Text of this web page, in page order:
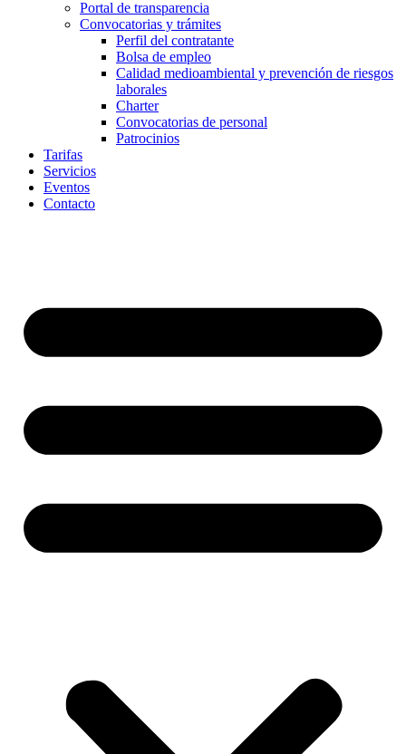
Portal de transparencia
Convocatorias y trámites
Perfil del contratante
Bolsa de empleo
Calidad medioambiental y prevención de riesgos
laborales
Charter
Convocatorias de personal
Patrocinios
Tarifas
Servicios
Eventos
Contacto